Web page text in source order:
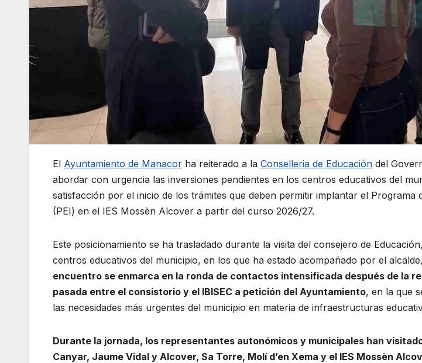
El Ayuntamiento de Manacor ha reiterado a la Conselleria de Educación del
abordar con urgencia las inversiones pendientes en los centros educativos del
satisfacción por el inicio de los trámites que deben permitir implantar el Programa
(PEI) en el IES Mossèn Alcover a partir del curso 2026/27.
Este posicionamiento se ha trasladado durante la visita del consejero de Educación,
centros educativos del municipio, en los que ha estado acompañado por el alcalde,
encuentro se enmarca en la ronda de contactos intensificada después de la
pasada entre el consistorio y el IBISEC a petición del Ayuntamiento, en la que
las necesidades más urgentes del municipio en materia de infraestructuras
Durante la jornada, los representantes autonómicos y municipales han
Canyar, Jaume Vidal y Alcover, Sa Torre, Molí d’en Xema y el IES Mossèn